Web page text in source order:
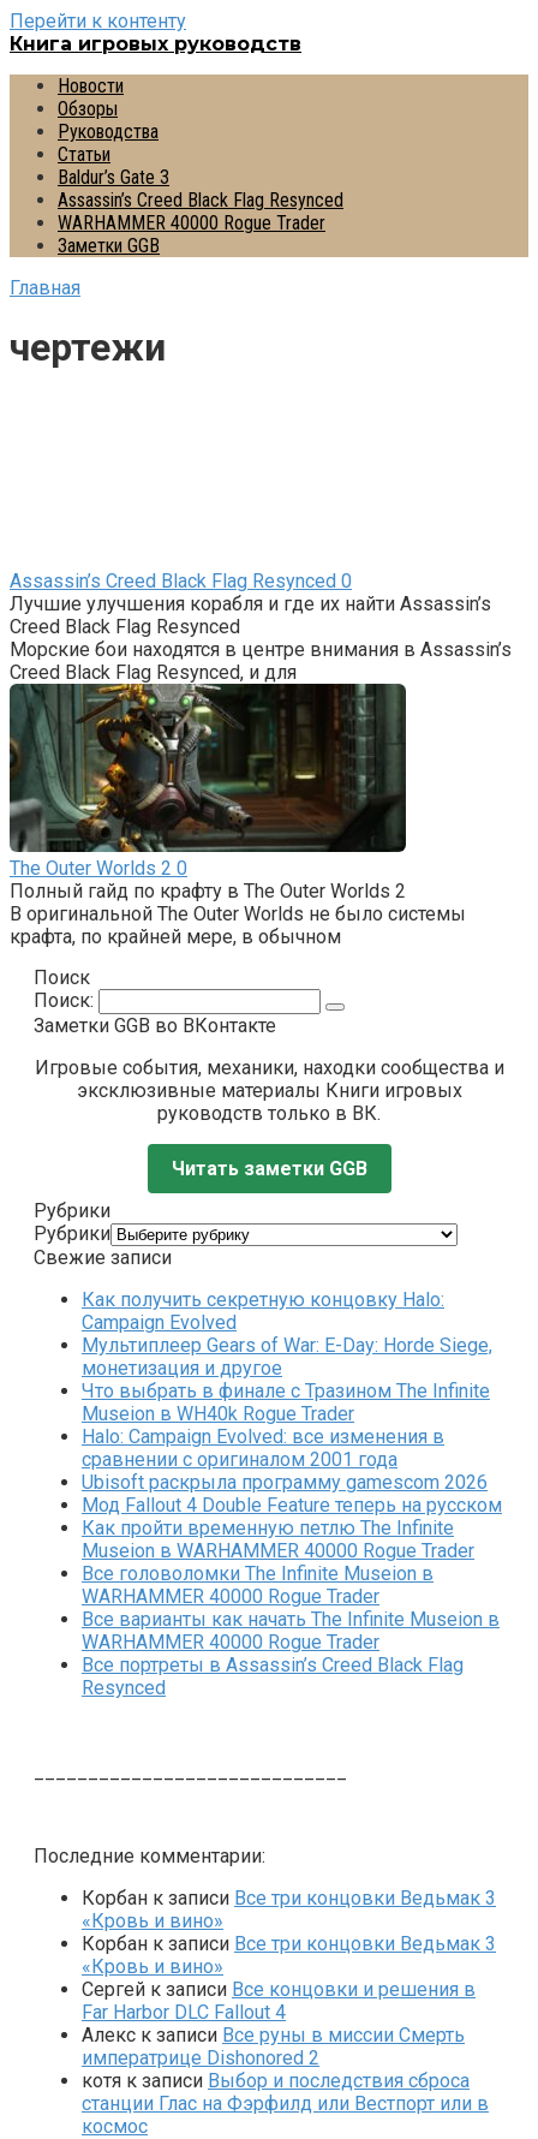
Перейти к контенту
Книга игровых руководств
Новости
Обзоры
Руководства
Статьи
Baldur’s Gate 3
Assassin’s Creed Black Flag Resynced
WARHAMMER 40000 Rogue Trader
Заметки GGB
Главная
чертежи
Assassin’s Creed Black Flag Resynced 0
Лучшие улучшения корабля и где их найти Assassin’s
Creed Black Flag Resynced
Морские бои находятся в центре внимания в Assassin’s
Creed Black Flag Resynced, и для
The Outer Worlds 2 0
Полный гайд по крафту в The Outer Worlds 2
В оригинальной The Outer Worlds не было системы
крафта, по крайней мере, в обычном
Поиск
Поиск:
Заметки GGB во ВКонтакте
Игровые события, механики, находки сообщества и
эксклюзивные материалы Книги игровых
руководств только в ВК.
Читать заметки GGB
Рубрики
Рубрики
Свежие записи
Как получить секретную концовку Halo:
Campaign Evolved
Мультиплеер Gears of War: E-Day: Horde Siege,
монетизация и другое
Что выбрать в финале с Тразином The Infinite
Museion в WH40k Rogue Trader
Halo: Campaign Evolved: все изменения в
сравнении с оригиналом 2001 года
Ubisoft раскрыла программу gamescom 2026
Мод Fallout 4 Double Feature теперь на русском
Как пройти временную петлю The Infinite
Museion в WARHAMMER 40000 Rogue Trader
Все головоломки The Infinite Museion в
WARHAMMER 40000 Rogue Trader
Все варианты как начать The Infinite Museion в
WARHAMMER 40000 Rogue Trader
Все портреты в Assassin’s Creed Black Flag
Resynced
Последние комментарии:
Корбан к записи Все три концовки Ведьмак 3
«Кровь и вино»
Корбан к записи Все три концовки Ведьмак 3
«Кровь и вино»
Сергей к записи Все концовки и решения в
Far Harbor DLC Fallout 4
Алекс к записи Все руны в миссии Смерть
императрице Dishonored 2
котя к записи Выбор и последствия сброса
станции Глас на Фэрфилд или Вестпорт или в
космос